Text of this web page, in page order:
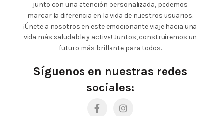
junto con una atención personalizada, podemos
marcar la diferencia en la vida de nuestros usuarios.
¡Únete a nosotros en este emocionante viaje hacia una
vida más saludable y activa! Juntos, construiremos un
futuro más brillante para todos.
Síguenos en nuestras redes
sociales: